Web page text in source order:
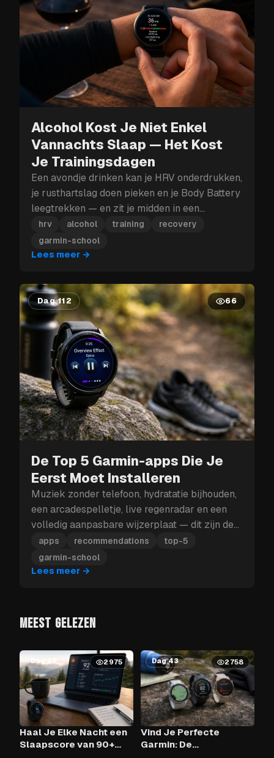
Alcohol Kost Je Niet Enkel
Vannachts Slaap — Het Kost
Je Trainingsdagen
Een avondje drinken kan je HRV onderdrukken,
je rusthartslag doen pieken en je Body Battery
leegtrekken — en zit je midden in een
trainingsblok, dan kan die herstelklap je meer
kosten dan enkel morgen.
hrv alcohol training
recovery
garmin-school
Lees meer →
Dag 112 66
De Top 5 Garmin-apps Die Je
Eerst Moet Installeren
Muziek zonder telefoon, hydratatie bijhouden,
een arcadespelletje, live regenradar en een
volledig aanpasbare wijzerplaat — dit zijn de
vijf Garmin-apps die je eerst moet installeren.
apps recommendations
top-5
garmin-school
Lees meer →
MEEST GELEZEN
Dag 62 2975
Haal Je Elke Nacht een
Slaapscore van 90+
Dag 43 2758
Vind Je Perfecte
Garmin: De